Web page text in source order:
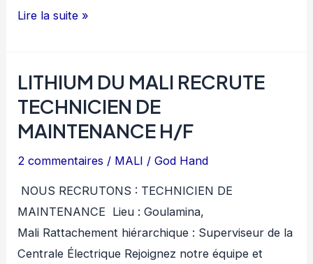
LITHIUM
RECRUTE
ELECTRICIEN
Lire la suite »
LITHIUM DU MALI RECRUTE
TECHNICIEN DE
MAINTENANCE H/F
2 commentaires / MALI /God Hand
NOUS RECRUTONS : TECHNICIEN DE
MAINTENANCE Lieu : Goulamina,
Mali Rattachement hiérarchique : Superviseur de la
Centrale Électrique Rejoignez notre équipe et